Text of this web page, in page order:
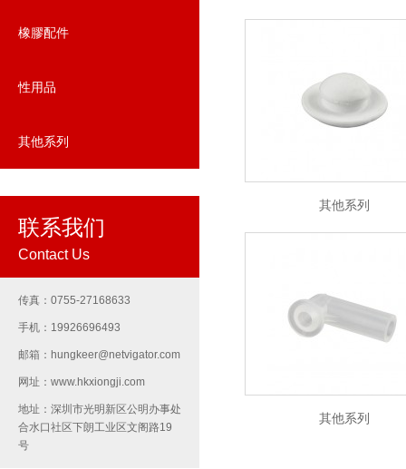
橡膠配件
性用品
其他系列
联系我们
Contact Us
传真：0755-27168633
手机：19926696493
邮箱：hungkeer@netvigator.com
网址：www.hkxiongji.com
地址：深圳市光明新区公明办事处
合水口社区下朗工业区文阁路19
号
其他系列
其他系列